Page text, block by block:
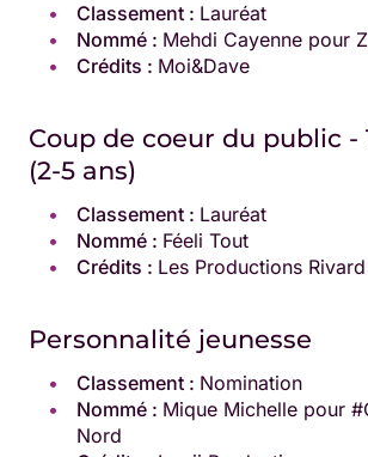
Classement : Lauréat
Nommé : Mehdi Cayenne pour
Crédits : Moi&Dave
Coup de coeur du public
(2-5 ans)
Classement : Lauréat
Nommé : Féeli Tout
Crédits : Les Productions Rivard
Personnalité jeunesse
Classement : Nomination
Nommé : Mique Michelle pour
Nord